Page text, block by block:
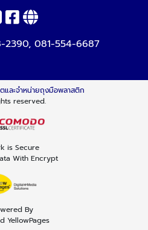
2390, 081-554-6687
และจำหน่ายถุงมือพลาสติก
reserved.
is Secure
With Encrypt
By
YellowPages